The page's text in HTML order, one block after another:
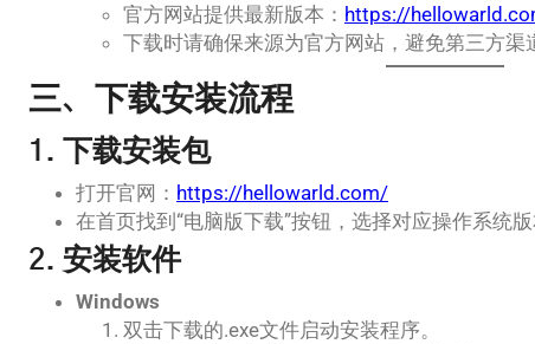
官方网站提供最新版本： https://
下载时请确保来源为官方网站，避免第三方渠
三、下载安装流程
1. 下载安装包
打开官网： https://hellowarld.com/
在首页找到“电脑版下载”按钮，选择对应操作系统
2. 安装软件
Windows
双击下载的.exe文件启动安装程序。